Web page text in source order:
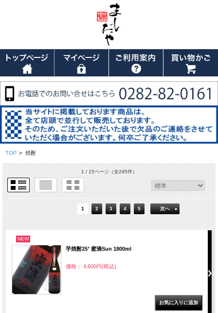
TOP > 焼酎
1 / 15ページ（全295件）
1 2 3 4 5 次へ
NEW
芋焼酎25° 蜜滴Sun 1800ml
価格： 4,600円(税込)